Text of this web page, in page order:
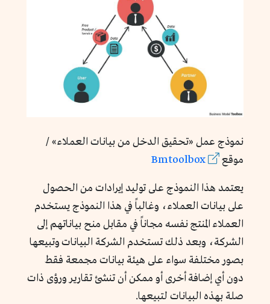
نموذج عمل «تحقيق الدخل من بيانات العملاء» /
موقع
Bmtoolbox
يعتمد هذا النموذج على توليد إيرادات من الحصول
على بيانات العملاء، وغالباً في هذا النموذج يستخدم
العملاء المنتج نفسه مجاناً في مقابل منح بياناتهم إلى
الشركة، وبعد ذلك تستخدم الشركة البيانات وتبيعها
بصور مختلفة سواء على هيئة بيانات مجمعة فقط
دون أي إضافة أخرى أو ممكن أن تنشئ تقارير ورؤى ذات
صلة بهذه البيانات لتبيعها.